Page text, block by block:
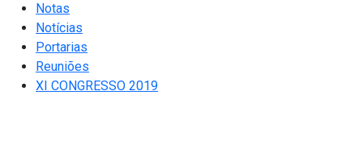
Notas
Notícias
Portarias
Reuniões
XI CONGRESSO 2019